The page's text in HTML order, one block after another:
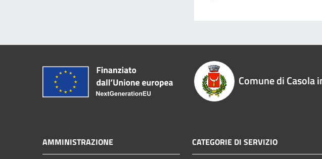
Comune di Casola
AMMINISTRAZIONE CATEGORIE DI SERVIZIO